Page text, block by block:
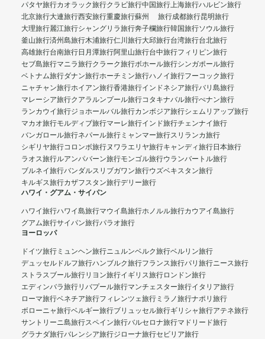
パタヤ旅行カオラック旅行クラビ旅行中国旅行上海旅行ハルビン旅行
北京旅行大連旅行西安旅行重慶旅行蘇州 旅行成都旅行昆明旅行
大理旅行麗江旅行シャングリラ旅行奔子欄旅行韓国旅行ソウル旅行
釜山旅行済州島旅行木浦旅行仁川旅行大邱旅行台湾旅行台北旅行
高雄旅行台南旅行日月潭旅行阿里山旅行台中旅行フィリピン旅行
セブ島旅行マニラ旅行クラーク旅行ボホール旅行シンガポール旅行
ベトナム旅行ダナン旅行ホーチミン旅行ハノイ旅行フーコック旅行
ニャチャン旅行ホイアン旅行香港旅行インドネシア旅行バリ島旅行
マレーシア旅行クアラルンプール旅行コタキナバル旅行ぺナン旅行
ランカウイ旅行ジョホールバル旅行カンボジア旅行シェムリアップ旅行
マカオ旅行モルディブ旅行マーレ旅行インド旅行チェンナイ旅行
バンガロール旅行ネパール旅行 ミャンマー旅行スリランカ旅行
シギリヤ旅行コロンボ旅行ヌワラエリヤ旅行キャンディ旅行日本旅行
ラオス旅行ルアンパバーン旅行モンゴル旅行ウランバートル旅行
ブルネイ旅行バンダルスリブガワン旅行ウズベキスタン旅行
キルギス旅行カザフスタン旅行デリー旅行
ハワイ・グアム・サイパン
ハワイ旅行ハワイ島旅行マウイ島旅行ホノルル旅行カウアイ島旅行
グアム旅行サイパン旅行パラオ旅行
ヨーロッパ
ドイツ旅行 ミュンヘン旅行ニュルンベルク旅行ベルリン旅行
デュッセルドルフ旅行ハンブルク旅行フランス旅行パリ旅行ニース旅行
ストラスブール旅行リヨン旅行イギリス旅行ロンドン旅行
エディンバラ旅行リバプール旅行マンチェスター旅行イタリア旅行
ローマ旅行ベネチア旅行フィレンツェ旅行 ミラノ旅行ナポリ旅行
ボローニャ旅行ベルギー旅行ブリュッセル旅行ギリシャ旅行アテネ旅行
サントリーニ島旅行スペイン旅行バルセロナ旅行マドリード旅行
グラナダ旅行バレンシア旅行ジローナ旅行セビリア旅行